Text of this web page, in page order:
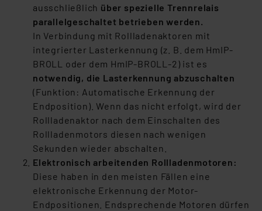
ausgewählten Verarbeitungszwecke (Art. 6 Abs.1a DSG-
VO) zu. Eine detaillierte Auflistung der einzelnen
Cookies nach Zweck und Anbieter ist durch Klick auf
den Button „Ablehnen oder Einstellungen“ abrufbar. Sie
können die Verwendung nicht notwendiger Cookies
ablehnen oder ihr ganz oder teilweise zustimmen. Ihre
erteilte Zustimmung können Sie jederzeit unter dem
Link „Cookie Einstellungen“ anpassen oder widerrufen.
Die Rechtmäßigkeit der Speicherung, Abrufung und
Weiterverarbeitung dieser Daten zur Auswertung und
Analyse bis zum Zeitpunkt des Widerrufs bleibt hiervon
unberührt. Ihre Browser-Einstellungen können dazu
führen, dass die Einstellungen nicht längerfristig
gespeichert werden und dieses Banner erneut
angezeigt wird.
ausschließlich über spezielle Trennrelais
parallelgeschaltet betrieben werden.
In Verbindung mit Rollladenaktoren mit
integrierter Lasterkennung (z. B. dem HmIP-
BROLL oder dem HmIP-BROLL-2) ist es
notwendig, die Lasterkennung abzuschalten
(Funktion: Automatische Erkennung der
Endposition). Wenn das nicht erfolgt, wird der
Rollladenaktor nach dem Einschalten des
Rollladenmotors diesen nach wenigen
Sekunden wieder abschalten.
Elektronisch arbeitenden Rollladenmotoren:
Diese haben in den meisten Fällen eine
elektronische Erkennung der Motor-
Endpositionen. Endsprechende Motoren dürfen